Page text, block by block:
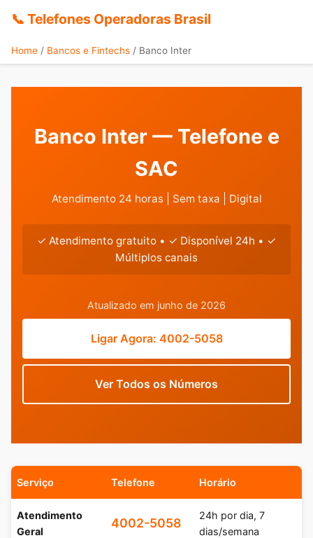
📞 Telefones Operadoras Brasil
Home / Bancos e Fintechs / Banco Inter
Banco Inter — Telefone e
SAC
Atendimento 24 horas | Sem taxa | Digital
✓ Atendimento gratuito • ✓ Disponível 24h • ✓
Múltiplos canais
Atualizado em junho de 2026
Ligar Agora: 4002-5058
Ver Todos os Números
Serviço Telefone Horário
Atendimento
Geral
4002-5058
24h por dia, 7
dias/semana